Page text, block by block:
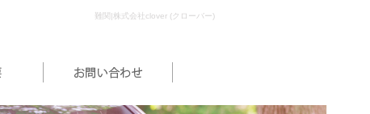
難関|株式会社clover (クローバー)